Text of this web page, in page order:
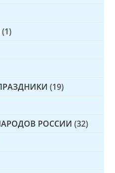
(1)
(19)
РОССИИ (32)